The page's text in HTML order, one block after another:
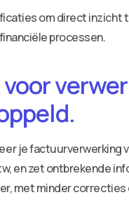
om direct
processen.
je factuurverwerking
en zet ontbrekende
met minder correcties